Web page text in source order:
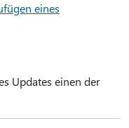
eines
Updates einen der